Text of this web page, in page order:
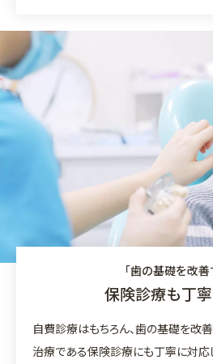
「歯の基礎を改善
保険診療も丁
自費診療はもちろん、歯の基礎を改
治療である保険診療にも丁寧に対応